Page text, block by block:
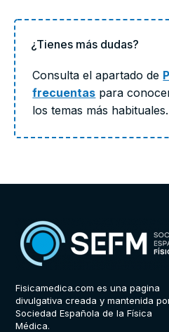
¿Tienes más dudas?
Consulta el apartado de
frecuentas para
los temas más habituales.
Fisicamedica.com es una pagina
divulgativa creada y mantenida
Sociedad Española de la Física
Médica.